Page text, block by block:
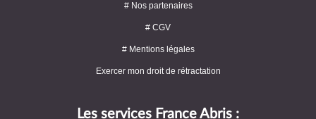
# Nos partenaires
# CGV
# Mentions légales
Exercer mon droit de rétractation
Les services France Abris :